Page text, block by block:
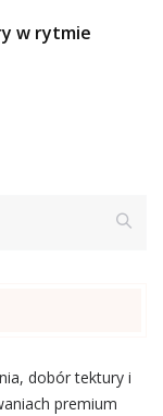
w rytmie
dobór tektury i
premium